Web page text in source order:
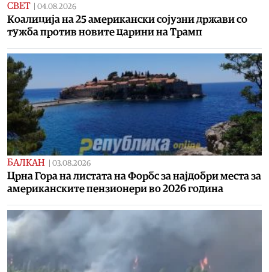
СВЕТ | 04.08.2026
Коалиција на 25 американски сојузни држави со
тужба против новите царини на Трамп
БАЛКАН | 03.08.2026
Црна Гора на листата на Форбс за најдобри места за
американските пензионери во 2026 година